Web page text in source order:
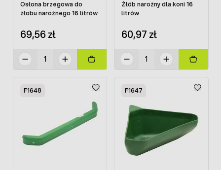
Osłona brzegowa do
żłobu narożnego 16 litrów
69,56 zł
Żłób narożny dla koni 16
litrów
60,97 zł
F1648 F1647